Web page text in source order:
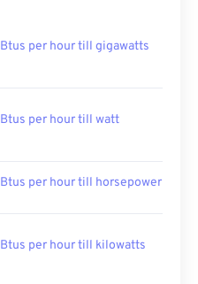
Btus per hour till gigawatts
Btus per hour till watt
Btus per hour till horsepower
Btus per hour till kilowatts